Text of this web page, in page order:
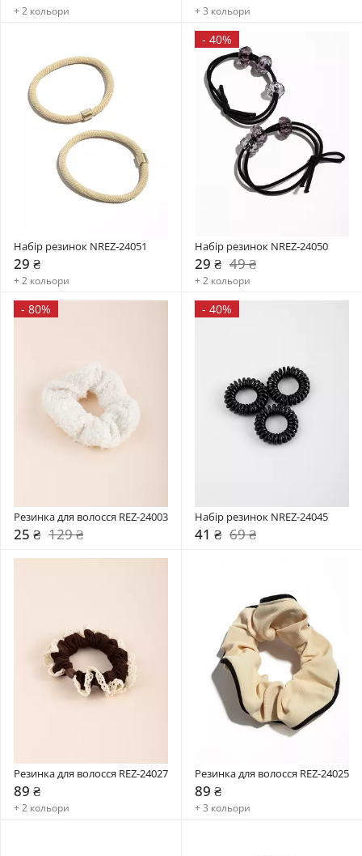
+ 2 кольори + 3 кольори
Набір резинок NREZ-24051
29 ₴
+ 2 кольори
- 40%
Набір резинок NREZ-24050
29 ₴ 49 ₴
+ 2 кольори
- 80%
Резинка для волосся REZ-24003
25 ₴ 129 ₴
- 40%
Набір резинок NREZ-24045
41 ₴ 69 ₴
Резинка для волосся REZ-24027
89 ₴
+ 2 кольори
Резинка для волосся REZ-24025
89 ₴
+ 3 кольори